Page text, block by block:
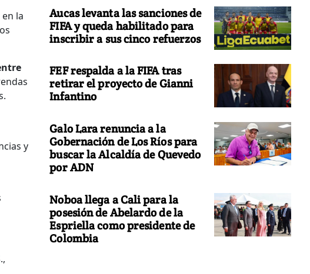
la
y
Aucas levanta las sanciones de
FIFA y queda habilitado para
inscribir a sus cinco refuerzos
FEF respalda a la FIFA tras
retirar el proyecto de Gianni
Infantino
Galo Lara renuncia a la
Gobernación de Los Ríos para
buscar la Alcaldía de Quevedo
por ADN
Noboa llega a Cali para la
posesión de Abelardo de la
Espriella como presidente de
Colombia